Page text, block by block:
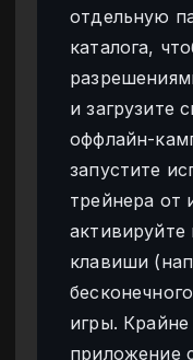
отдельную
каталога,
и загрузите
оффлайн-
запустите
трейнера от
активируйте
клавиши
игры.
приложение